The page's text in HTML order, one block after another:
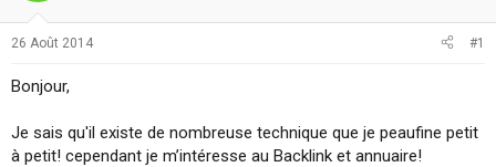
e
a
s
26 Août 2014 #1
Bonjour,
Je sais qu'il existe de nombreuse technique que je peaufine petit
à petit! cependant je m’intéresse au Backlink et annuaire!